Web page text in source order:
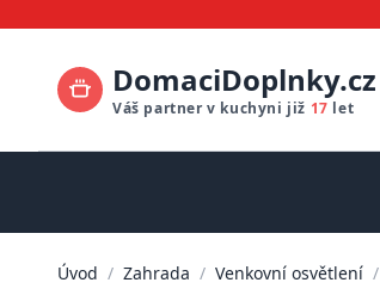
DomaciDoplnky.cz
Váš partner v kuchyni již 17 let
Úvod / Zahrada / Venkovní osvětlení /